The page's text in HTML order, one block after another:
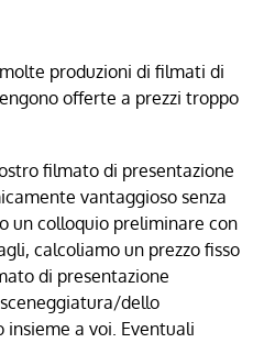
produzioni di filmati di
offerte a prezzi troppo
filmato di presentazione
vantaggioso senza
un colloquio preliminare con
calcoliamo un prezzo fisso
di presentazione
dello
a voi. Eventuali